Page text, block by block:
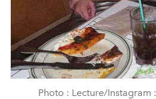
Photo : Lecture/Instagram